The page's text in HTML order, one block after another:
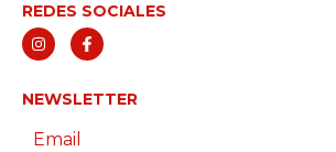
REDES SOCIALES
NEWSLETTER